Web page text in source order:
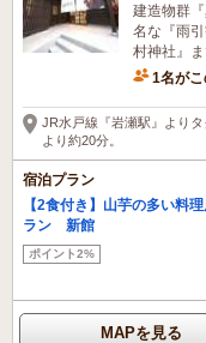
建造物群
名な『雨
村神社』
1名が
JR水戸線『岩瀬駅』より
より約20分。
宿泊プラン
【2食付き】山芋の多い料
ラン 新館
ポイント2%
MAPを見る